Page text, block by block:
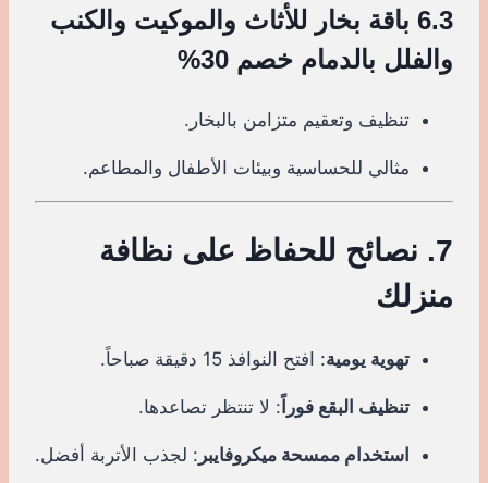
6.3 باقة بخار للأثاث والموكيت والكنب
والفلل بالدمام خصم 30%
تنظيف وتعقيم متزامن بالبخار.
مثالي للحساسية وبيئات الأطفال والمطاعم.
7. نصائح للحفاظ على نظافة
منزلك
تهوية يومية: افتح النوافذ 15 دقيقة صباحاً.
تنظيف البقع فوراً : لا تنتظر تصاعدها.
استخدام ممسحة ميكروفايبر : لجذب الأتربة أفضل.